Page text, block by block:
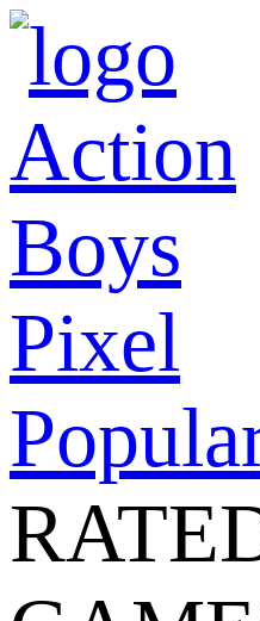
Action
Boys
Pixel